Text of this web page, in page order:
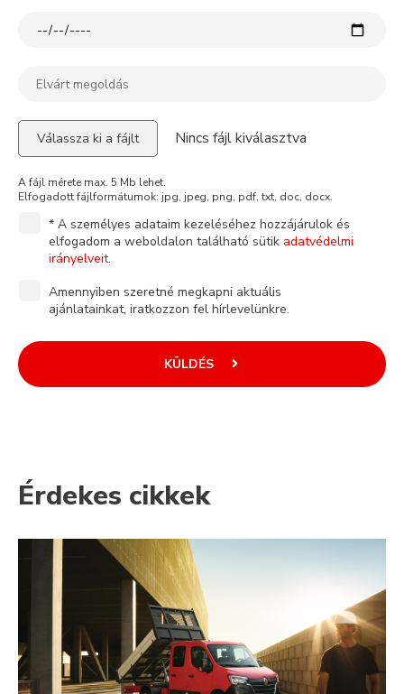
Válassza ki a fájlt Nincs fájl kiválasztva
A fájl mérete max. 5 Mb lehet.
Elfogadott fájlformátumok: jpg, jpeg, png, pdf, txt, doc, docx.
* A személyes adataim kezeléséhez hozzájárulok és
elfogadom a weboldalon található sütik adatvédelmi
irányelveit.
Amennyiben szeretné megkapni aktuális
ajánlatainkat, iratkozzon fel hírlevelünkre.
KÜLDÉS
Érdekes cikkek